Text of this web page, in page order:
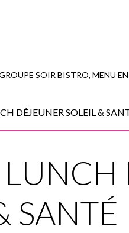
SOIR BISTRO, MENU
DÉJEUNER SOLEIL &
SANTÉ